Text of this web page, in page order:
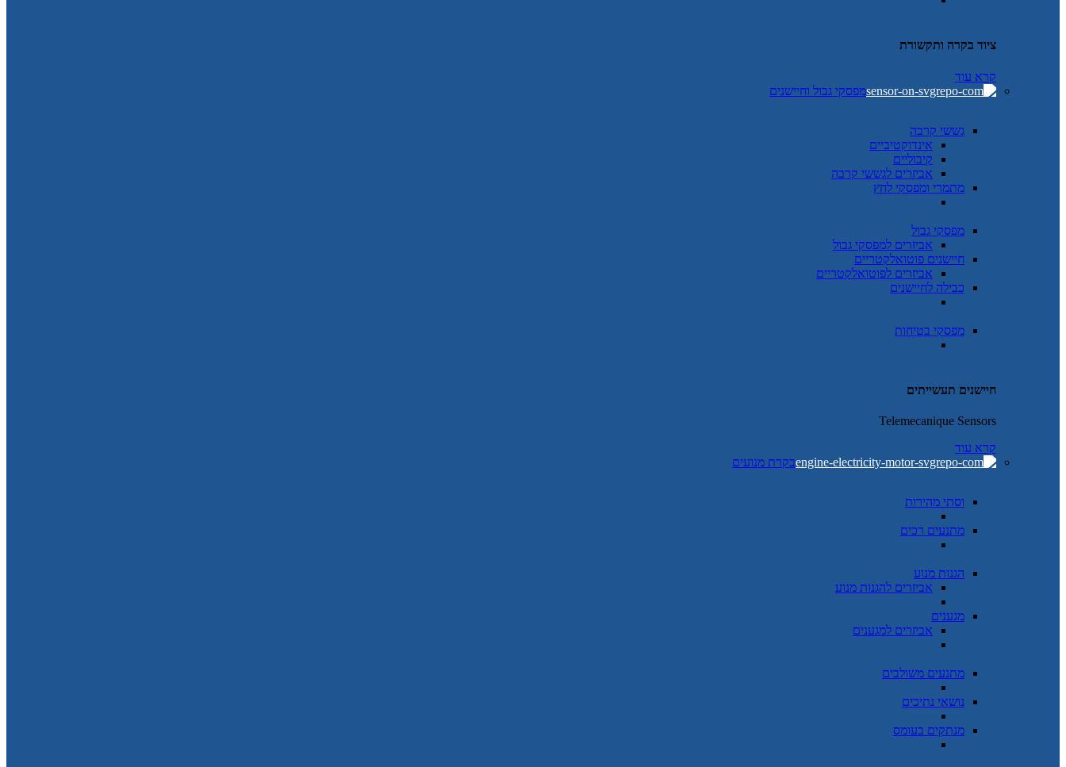
ציוד בקרה ותקשורת
קרא עוד
מפסקי גבול וחיישנים
גששי קרבה
אינדוקטיביים
קיבוליים
אביזרים לגששי קרבה
מתמרי ומפסקי לחץ
מפסקי גבול
אביזרים למפסקי גבול
חיישנים פוטואלקטריים
אביזרים לפוטואלקטריים
כבילה לחיישנים
מפסקי בטיחות
חיישנים תעשייתים
Telemecanique Sensors
קרא עוד
בקרת מנועים
וסתי מהירות
מתנעים רכים
הגנות מנוע
אביזרים להגנות מנוע
מגענים
אביזרים למגענים
מתנעים משולבים
נושאי נתיכים
מנתקים בעומס